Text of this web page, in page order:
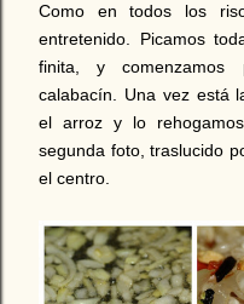
Como en todos los
entretenido. Picamos
finita, y comenzamos
calabacín. Una vez está
el arroz y lo
segunda foto, traslucido
el centro.